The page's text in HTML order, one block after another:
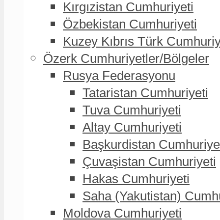
Kırgızistan Cumhuriyeti
Özbekistan Cumhuriyeti
Kuzey Kıbrıs Türk
Özerk Cumhuriyetler/Bölgeler
Rusya Federasyonu
Tataristan Cumhuriyeti
Tuva Cumhuriyeti
Altay Cumhuriyeti
Başkurdistan
Çuvaşistan Cumhuriyeti
Hakas Cumhuriyeti
Saha (Yakutistan)
Moldova Cumhuriyeti